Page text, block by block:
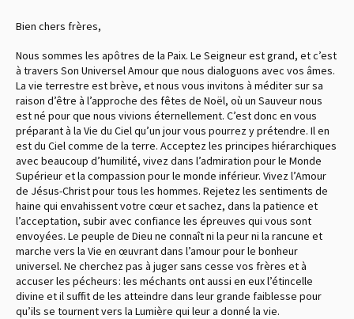
Bien chers frères,
Nous sommes les apôtres de la Paix. Le Seigneur est grand, et c’est
à travers Son Universel Amour que nous dialoguons avec vos âmes.
La vie terrestre est brève, et nous vous invitons à méditer sur sa
raison d’être à l’approche des fêtes de Noël, où un Sauveur nous
est né pour que nous vivions éternellement. C’est donc en vous
préparant à la Vie du Ciel qu’un jour vous pourrez y prétendre. Il en
est du Ciel comme de la terre. Acceptez les principes hiérarchiques
avec beaucoup d’humilité, vivez dans l’admiration pour le Monde
Supérieur et la compassion pour le monde inférieur. Vivez l’Amour
de Jésus-Christ pour tous les hommes. Rejetez les sentiments de
haine qui envahissent votre cœur et sachez, dans la patience et
l’acceptation, subir avec confiance les épreuves qui vous sont
envoyées. Le peuple de Dieu ne connaît ni la peur ni la rancune et
marche vers la Vie en œuvrant dans l’amour pour le bonheur
universel. Ne cherchez pas à juger sans cesse vos frères et à
accuser les pécheurs : les méchants ont aussi en eux l’étincelle
divine et il suffit de les atteindre dans leur grande faiblesse pour
qu’ils se tournent vers la Lumière qui leur a donné la vie.